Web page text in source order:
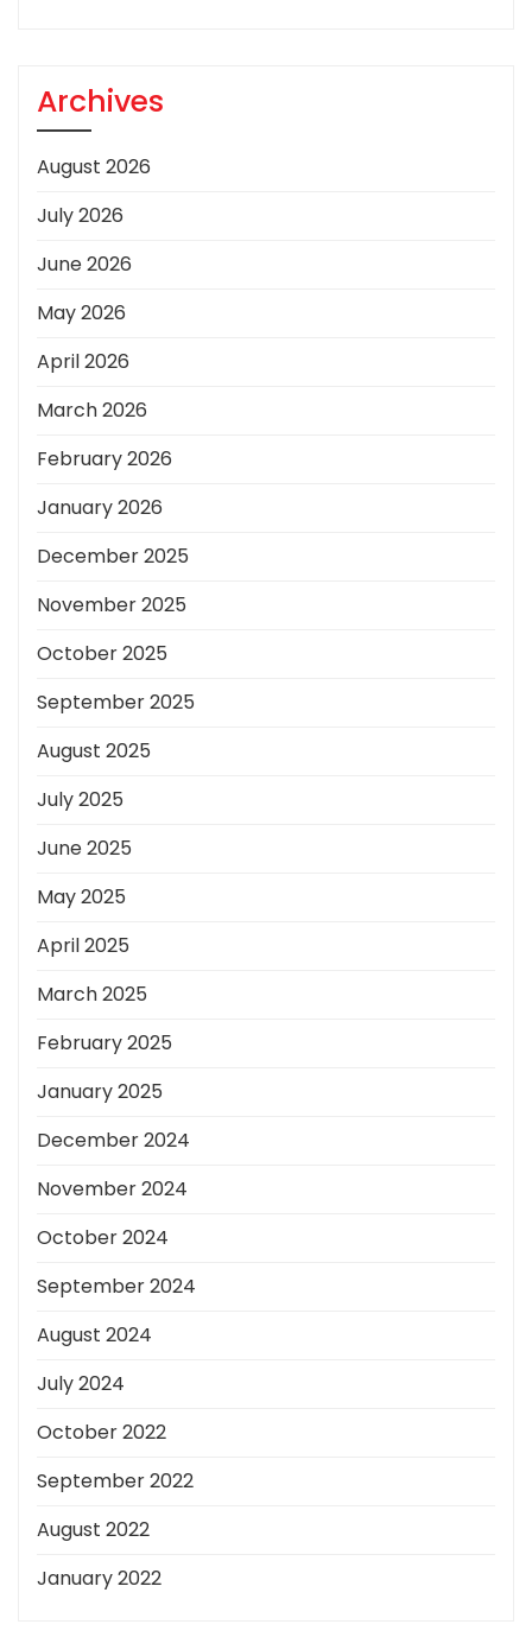
Archives
August 2026
July 2026
June 2026
May 2026
April 2026
March 2026
February 2026
January 2026
December 2025
November 2025
October 2025
September 2025
August 2025
July 2025
June 2025
May 2025
April 2025
March 2025
February 2025
January 2025
December 2024
November 2024
October 2024
September 2024
August 2024
July 2024
October 2022
September 2022
August 2022
January 2022